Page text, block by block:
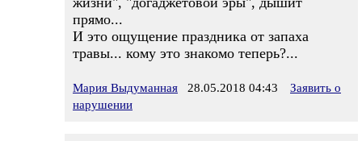
прямо...
И это ощущение праздника от запаха
травы... кому это знакомо теперь?...
Мария Выдуманная 28.05.2018 04:43
Заявить о
нарушении